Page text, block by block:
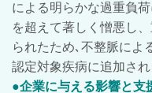
による明らかな過重負
を超えて著しく憎悪し
られたため､不整脈によ
認定対象疾病に追加され
●企業に与える影響と支